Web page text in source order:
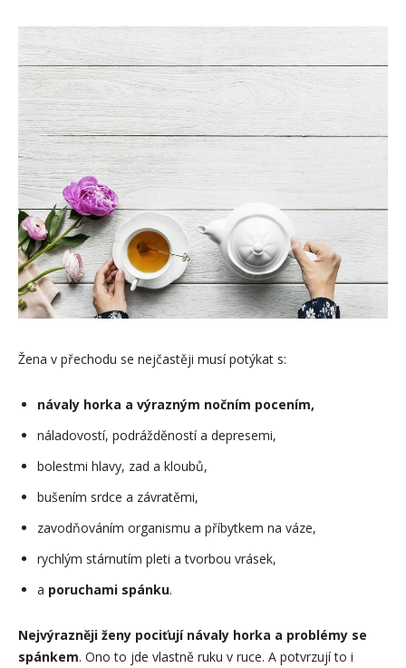
Žena v přechodu se nejčastěji musí potýkat s:
návaly horka a výrazným nočním pocením,
náladovostí, podrážděností a depresemi,
bolestmi hlavy, zad a kloubů,
bušením srdce a závratěmi,
zavodňováním organismu a příbytkem na váze,
rychlým stárnutím pleti a tvorbou vrásek,
a poruchami spánku.
Nejvýrazněji ženy pociťují návaly horka a problémy se
spánkem. Ono to jde vlastně ruku v ruce. A potvrzují to i